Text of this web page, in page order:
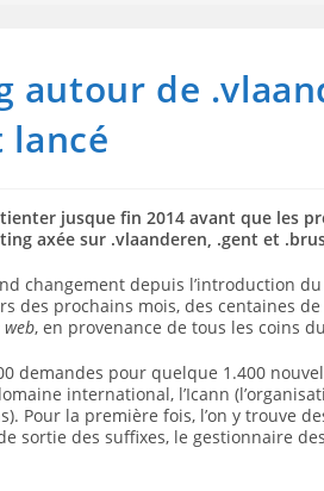
autour de
lancé
jusque fin 2014 avant que les
axée sur .vlaanderen, .gent et
changement depuis l’introduction
des prochains mois, des centaines
, en provenance de tous les coins
demandes pour quelque 1.400
international, l’Icann
Pour la première fois, l’on y trouve
sortie des suffixes, le gestionnaire